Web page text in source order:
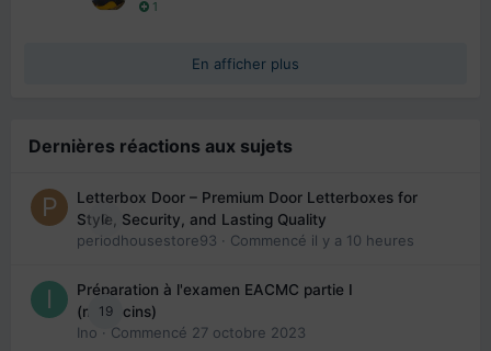
1
En afficher plus
Dernières réactions aux sujets
0
Letterbox Door – Premium Door Letterboxes for
Style, Security, and Lasting Quality
periodhousestore93 · Commencé il y a 10 heures
19
Préparation à l'examen EACMC partie I
(médecins)
Ino · Commencé 27 octobre 2023